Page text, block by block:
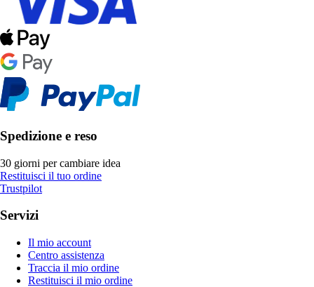
Spedizione e reso
30 giorni per cambiare idea
Restituisci il tuo ordine
Trustpilot
Servizi
Il mio account
Centro assistenza
Traccia il mio ordine
Restituisci il mio ordine